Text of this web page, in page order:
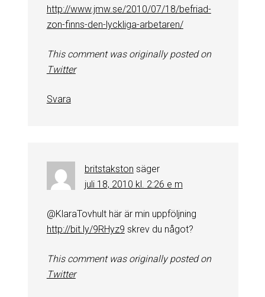
http://www.jmw.se/2010/07/18/befriad-
zon-finns-den-lyckliga-arbetaren/
This comment was originally posted on
Twitter
Svara
britstakston säger
juli 18, 2010 kl. 2:26 e m
@KlaraTovhult här är min uppföljning
http://bit.ly/9RHyz9 skrev du något?
This comment was originally posted on
Twitter